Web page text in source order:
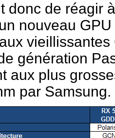
donc de réagir
nouveau
génération
aux plus
par Samsung.